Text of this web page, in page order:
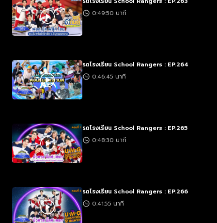
0:49:50 นาที
รถโรงเรียน School Rangers : EP.264
0:46:45 นาที
รถโรงเรียน School Rangers : EP.265
0:48:30 นาที
รถโรงเรียน School Rangers : EP.266
0:41:55 นาที